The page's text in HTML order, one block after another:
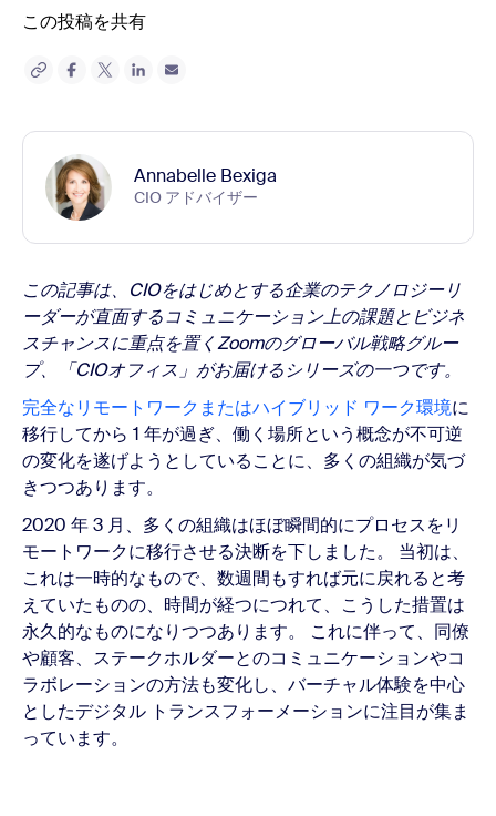
この投稿を共有
Annabelle Bexiga
CIO アドバイザー
この記事は、CIOをはじめとする企業のテクノロジーリ
ーダーが直面するコミュニケーション上の課題とビジネ
スチャンスに重点を置くZoomのグローバル戦略グルー
プ、「CIOオフィス」がお届けるシリーズの一つです。
完全なリモートワークまたはハイブリッド ワーク環境に
移行してから 1 年が過ぎ、働く場所という概念が不可逆
の変化を遂げようとしていることに、多くの組織が気づ
きつつあります。
2020 年 3 月、多くの組織はほぼ瞬間的にプロセスをリ
モートワークに移行させる決断を下しました。 当初は、
これは一時的なもので、数週間もすれば元に戻れると考
えていたものの、時間が経つにつれて、こうした措置は
永久的なものになりつつあります。 これに伴って、同僚
や顧客、ステークホルダーとのコミュニケーションやコ
ラボレーションの方法も変化し、バーチャル体験を中心
としたデジタル トランスフォーメーションに注目が集ま
っています。